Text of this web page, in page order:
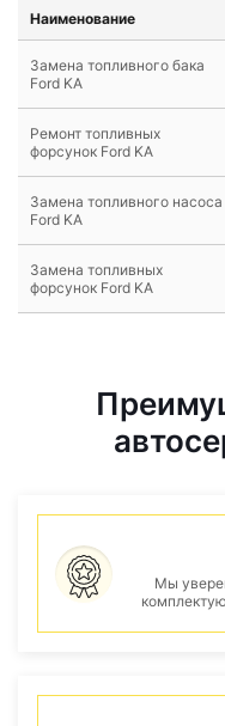
Наименование
Замена топливного бака
Ford KA
Ремонт топливных
форсунок Ford KA
Замена топливного насоса
Ford KA
Замена топливных
форсунок Ford KA
Мы